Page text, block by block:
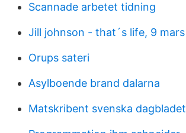
Scannade arbetet tidning
Jill johnson - that´s life, 9 mars
Orups sateri
Asylboende brand dalarna
Matskribent svenska dagbladet